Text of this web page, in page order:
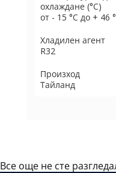
охлаждане (°C)
от - 15 °C до + 46
Хладилен агент
R32
Произход
Тайланд
Все още не сте